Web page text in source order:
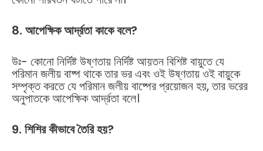
8. আপেক্ষিক আর্দ্রতা কাকে বলে?
উঃ- কোনো নির্দিষ্ট উষ্ণতায় নির্দিষ্ট আয়তন বিশিষ্ট বায়ুতে যে
পরিমান জলীয় বাষ্প থাকে তার ভর এবং ওই উষ্ণতায় ওই বায়ুকে
সম্পৃক্ত করতে যে পরিমান জলীয় বাষ্পের প্রয়োজন হয়, তার ভরের
অনুপাতকে আপেক্ষিক আর্দ্রতা বলে।
9. শিশির কীভাবে তৈরি হয়?